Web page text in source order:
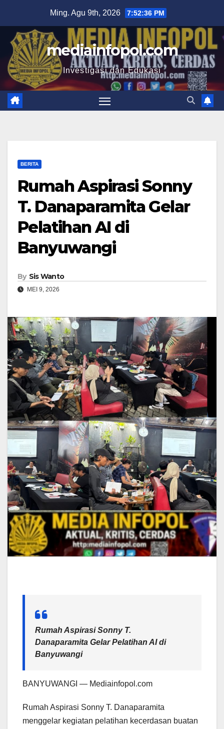
content
Ming. Agu 9th, 2026 7:52:38 PM
mediainfopol.com
Investigasi dan Edukasi
BERITA
Rumah Aspirasi Sonny
T. Danaparamita Gelar
Pelatihan AI di
Banyuwangi
By Sis Wanto
MEI 9, 2026
Rumah Aspirasi Sonny T.
Danaparamita Gelar Pelatihan AI di
Banyuwangi
BANYUWANGI — Mediainfopol.com
Rumah Aspirasi Sonny T. Danaparamita
menggelar kegiatan pelatihan kecerdasan buatan